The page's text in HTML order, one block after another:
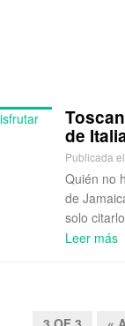
de
Publicada
Quién no
de
solo
Leer más